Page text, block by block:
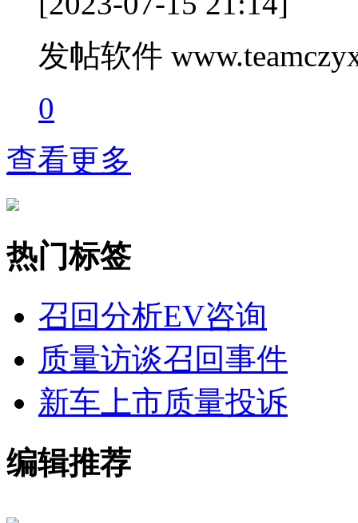
发帖软件
0
查看更多
热门标签
召回分析EV咨询
质量访谈召回事件
新车上市质量投诉
编辑推荐